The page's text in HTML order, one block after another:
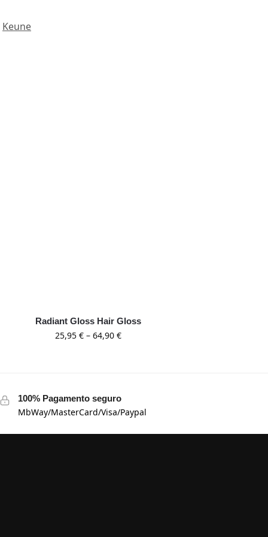
Keune
Radiant Gloss Hair Gloss
25,95 € – 64,90 €
100% Pagamento seguro
MbWay/MasterCard/Visa/Paypal